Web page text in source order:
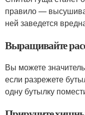
правило —
ней заведется
Выращивайте
Вы можете
если разрежете
одну бутылку